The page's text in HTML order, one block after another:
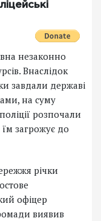
незаконно
Внаслідок
завдали державі
на суму
розпочали
загрожує до
річки
офіцер
виявив